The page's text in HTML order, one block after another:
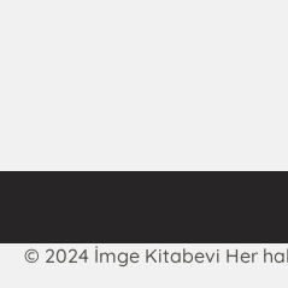
© 2024 İmge Kitabevi Her